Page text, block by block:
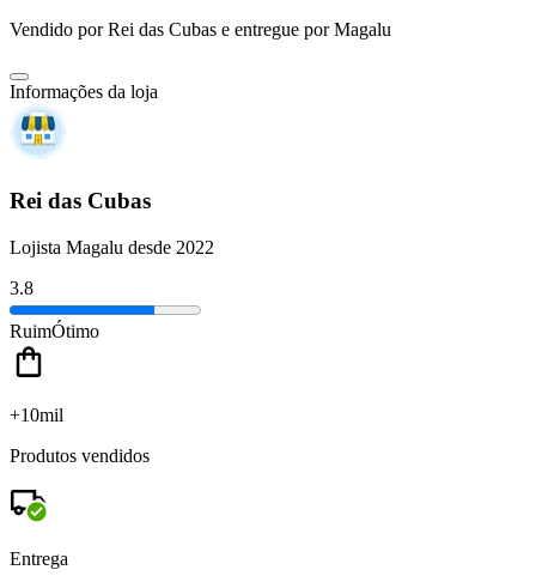
Vendido porRei das Cubas e entregue por Magalu
Informações da loja
Rei das Cubas
Lojista Magalu desde 2022
3.8
RuimÓtimo
+10mil
Produtos vendidos
Entrega